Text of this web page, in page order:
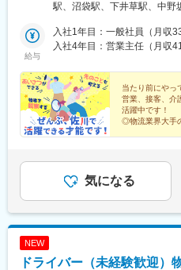
線)、新飯塚駅、橋本駅(福岡
駅、西小倉駅、大塔駅、佐伯
駅、北友田駅、朝地駅、バル
大津駅、光の森駅、平成駅、
(宮崎県)、高鍋駅、三股駅、
士駅(北海道)、根室駅、新川
目駅、問寒別駅、東室蘭駅、
駅、滝川駅、南稚内駅、利別
重浜駅、磯分内駅、富良野駅
泉中央駅、古川駅、東白石
泉崎駅、中荒井駅、日立木
擶駅、置賜駅、山ノ目駅、
ノ森駅、村崎野駅、横手駅、
大曲駅(秋田県)、能代駅、西
(愛知県)、江端駅、南公園駅
阜、静岡■甲信越エリア新潟
国・四国エリア香川、愛媛、
口、鳥取■九州エリア福岡、
秋田、青森
駅、沼袋駅、下井草駅、中野
本庄早稲田駅、和光市駅、番
駅、栢山駅、読売ランド前駅
田羅駅、岩宿駅、上州新屋駅
駅(群馬県)、千葉ニュータウ
新習志野駅、木更津駅、川間
駅、野木駅、赤塚駅、下館駅
古木駅、三河安城駅、萩原駅
向ケ丘駅、三河一宮駅、竹村
の宮駅、本郷駅(愛知県)、佐
ケ浦駅、六軒駅(三重県)、尾
駅、中条駅、宮内駅(新潟県)
給与
入社1年目：一般社員（月収
入社4年目：営業主任（月収
当たり前にやっ
営業、接客、介
活躍中です！
◎物流業界大手
気になる
NEW
ドライバー（未経験歓迎）